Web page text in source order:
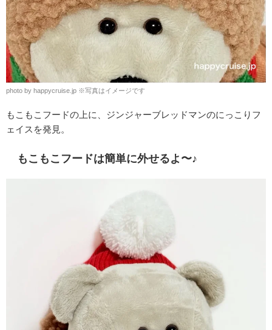
photo by happycruise.jp ※写真はイメージです
もこもこフードの上に、ジンジャーブレッドマンのにっこりフ
ェイスを発見。
もこもこフードは簡単に外せるよ〜♪